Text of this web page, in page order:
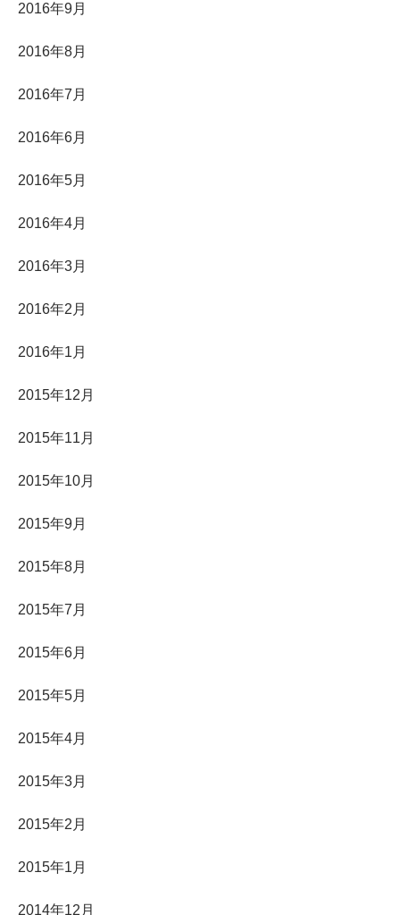
2016年9月
2016年8月
2016年7月
2016年6月
2016年5月
2016年4月
2016年3月
2016年2月
2016年1月
2015年12月
2015年11月
2015年10月
2015年9月
2015年8月
2015年7月
2015年6月
2015年5月
2015年4月
2015年3月
2015年2月
2015年1月
2014年12月